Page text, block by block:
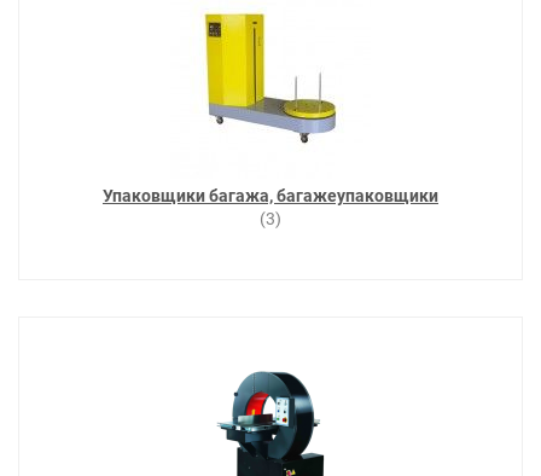
Упаковщики багажа, багажеупаковщики
(3)